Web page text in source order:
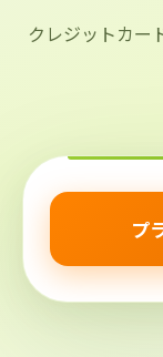
クレジットカー
プ